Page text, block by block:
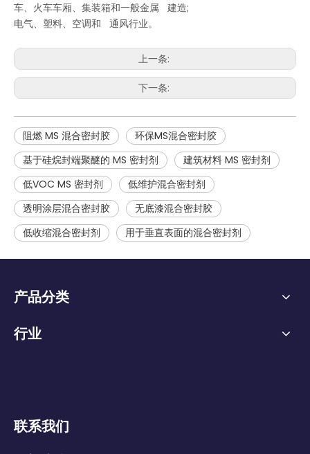
车、火车车厢、集装箱和一般金属 建造;
电气、塑料、空调和 通风行业。
上一条:
下一条:
阻燃 MS 混合密封胶
环保MS混合密封胶
基于硅烷封端聚醚的 MS 密封剂
建筑材料 MS 密封剂
低VOC MS 密封剂
低维护混合密封剂
透明涂层混合密封胶
无底漆混合密封胶
低收缩混合密封剂
用于垂直表面的混合密封剂
产品分类
行业
联系我们